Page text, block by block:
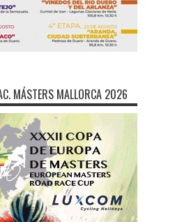
MÁSTERS MALLORCA 2026